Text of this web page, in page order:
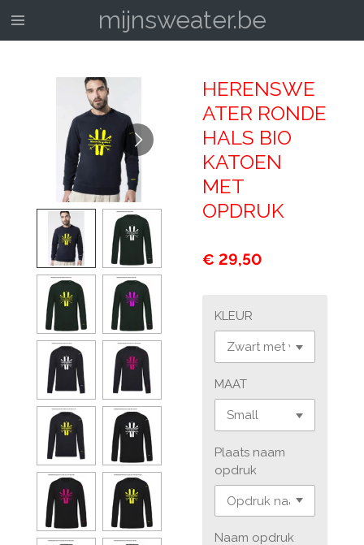
Ga
mijnsweater.be
HERENSWE
ATER RONDE
HALS BIO
KATOEN
MET
OPDRUK
€ 29,50
KLEUR
MAAT
Plaats naam
opdruk
Naam opdruk